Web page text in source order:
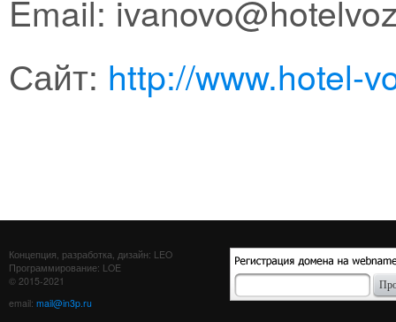
Email:
Сайт: http://www.hotel-
Концепция, разработка, дизайн: LEO
Программирование: LOE
© 2015-2021
email: mail@in3p.ru